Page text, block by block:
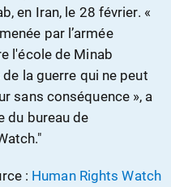
en Iran, le 28 février. «
par l’armée
l'école de Minab
la guerre qui ne peut
sans conséquence », a
du bureau de
: Human Rights Watch